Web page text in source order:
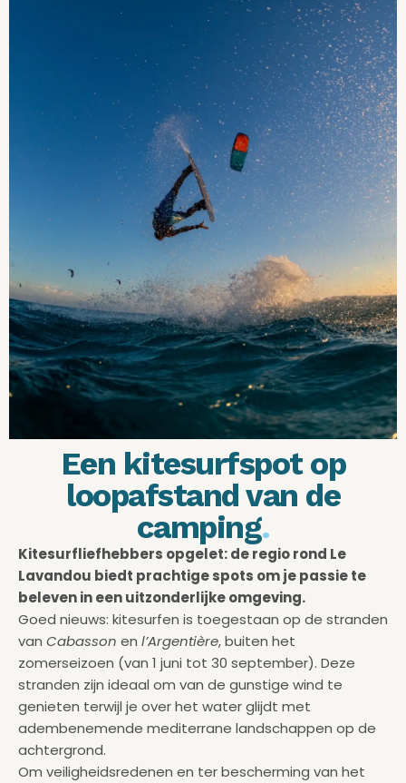
Een kitesurfspot op
loopafstand van de
camping.
Kitesurfliefhebbers opgelet: de regio rond Le
Lavandou biedt prachtige spots om je passie te
beleven in een uitzonderlijke omgeving.
Goed nieuws: kitesurfen is toegestaan op de stranden
van Cabasson en l’Argentière, buiten het
zomerseizoen (van 1 juni tot 30 september). Deze
stranden zijn ideaal om van de gunstige wind te
genieten terwijl je over het water glijdt met
adembenemende mediterrane landschappen op de
achtergrond.
Om veiligheidsredenen en ter bescherming van het